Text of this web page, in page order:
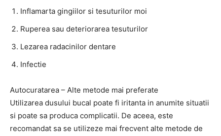
Inflamarta gingiilor si tesuturilor moi
Ruperea sau deteriorarea tesuturilor
Lezarea radacinilor dentare
Infectie
Autocuratarea – Alte metode mai preferate
Utilizarea dusului bucal poate fi iritanta in anumite situatii
si poate sa produca complicatii. De aceea, este
recomandat sa se utilizeze mai frecvent alte metode de